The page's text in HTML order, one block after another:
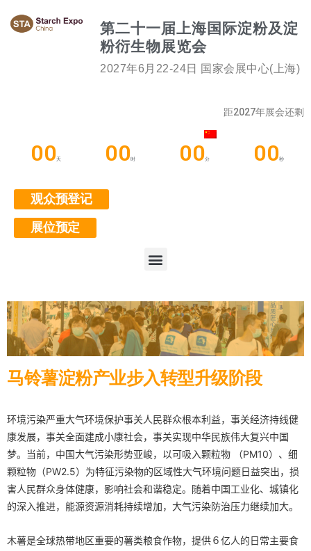
第二十一届上海国际淀粉及淀
粉衍生物展览会
2027年6月22-24日 国家会展中心(上海)
距2027年展会还剩
00天 00时 00分 00秒
观众预登记
展位预定
马铃薯淀粉产业步入转型升级阶段
环境污染严重大气环境保护事关人民群众根本利益，事关经济持线健
康发展，事关全面建成小康社会，事关实现中华民族伟大复兴中国
梦。当前，中国大气污染形势亚峻，以可吸入颗粒物 （PM10）、细
颗粒物（PW2.5）为特征污染物的区域性大气环境问题日益突出，损
害人民群众身体健康，影响社会和谐稳定。随着中国工业化、城镇化
的深入推进，能源资源消耗持续增加，大气污染防治压力继续加大。
木薯是全球热带地区重要的薯类粮食作物，提供６亿人的日常主要食